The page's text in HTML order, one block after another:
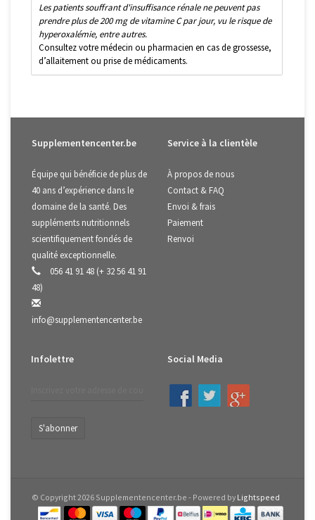
Les patients souffrant d'insuffisance rénale ne peuvent pas
prendre plus de 200 mg de vitamine C par jour, vu le risque de
hyperoxalémie, entre autres.
Consultez votre médecin ou pharmacien en cas de grossesse,
d’allaitement ou prise de médicaments.
Supplementencenter.be
Équipe qui bénéficie de plus de
40 ans d’expérience dans le
domaine de la santé. Des
suppléments nutritionnels
scientifiquement fondés de
qualité exceptionnelle.
056 41 91 48 (+ 32 56 41 91
48)
info@supplementencenter.be
Service à la clientèle
À propos de nous
Contact & FAQ
Envoi & frais
Paiement
Renvoi
Infolettre
S'abonner
Social Media
© Copyright 2026 Supplementencenter.be - Powered by Lightspeed